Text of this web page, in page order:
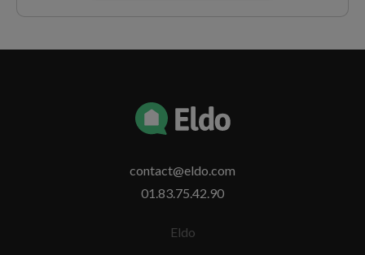
contact@eldo.com
01.83.75.42.90
Eldo